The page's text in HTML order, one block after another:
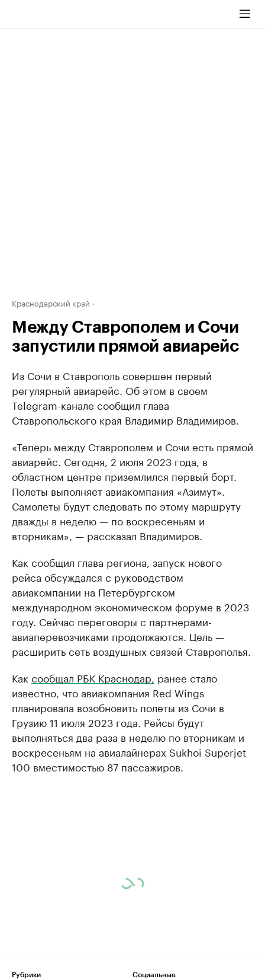
Краснодарский край
Между Ставрополем и Сочи
запустили прямой авиарейс
Из Сочи в Ставрополь совершен первый
регулярный авиарейс. Об этом в своем
Telegram-канале сообщил глава
Ставропольского края Владимир Владимиров.
«Теперь между Ставрополем и Сочи есть прямой
авиарейс. Сегодня, 2 июля 2023 года, в
областном центре приземлился первый борт.
Полеты выполняет авиакомпания «Азимут».
Самолеты будут следовать по этому маршруту
дважды в неделю — по воскресеньям и
вторникам», — рассказал Владимиров.
Как сообщил глава региона, запуск нового
рейса обсуждался с руководством
авиакомпании на Петербургском
международном экономическом форуме в 2023
году. Сейчас переговоры с партнерами-
авиаперевозчиками продолжаются. Цель —
расширить сеть воздушных связей Ставрополья.
Как сообщал РБК Краснодар, ранее стало
известно, что авиакомпания Red Wings
планировала возобновить полеты из Сочи в
Грузию 11 июля 2023 года. Рейсы будут
выполняться два раза в неделю по вторникам и
воскресеньям на авиалайнерах Sukhoi Superjet
100 вместимостью 87 пассажиров.
Рубрики
Социальные